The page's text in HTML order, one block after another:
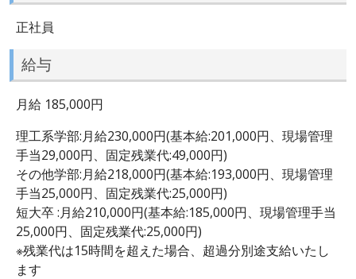
正社員
給与
月給 185,000円
理工系学部:月給230,000円(基本給:201,000円、現場管理
手当29,000円、固定残業代:49,000円)
その他学部:月給218,000円(基本給:193,000円、現場管理
手当25,000円、固定残業代:25,000円)
短大卒 :月給210,000円(基本給:185,000円、現場管理手当
25,000円、固定残業代:25,000円)
※残業代は15時間を超えた場合、超過分別途支給いたし
ます